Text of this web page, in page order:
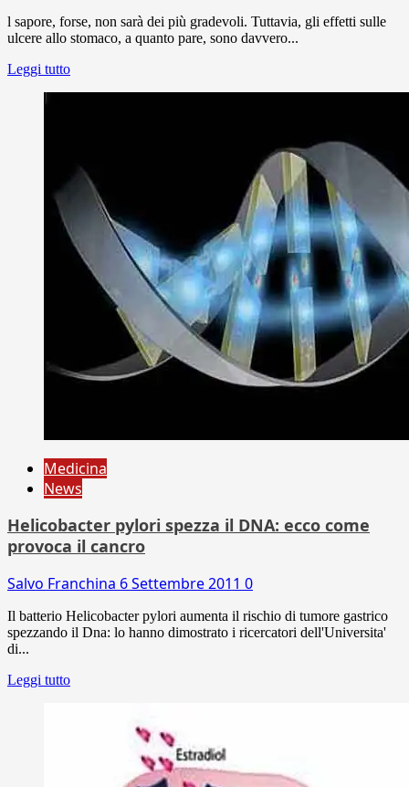
l sapore, forse, non sarà dei più gradevoli. Tuttavia, gli effetti sulle
ulcere allo stomaco, a quanto pare, sono davvero...
Leggi tutto
Medicina
News
Helicobacter pylori spezza il DNA: ecco come
provoca il cancro
Salvo Franchina 6 Settembre 2011 0
Il batterio Helicobacter pylori aumenta il rischio di tumore gastrico
spezzando il Dna: lo hanno dimostrato i ricercatori dell'Universita'
di...
Leggi tutto